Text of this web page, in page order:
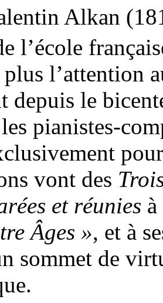
Alkan
l’école
plus l’attention
depuis le
pianistes-
vont des
et réunies
Âges », et à
sommet de